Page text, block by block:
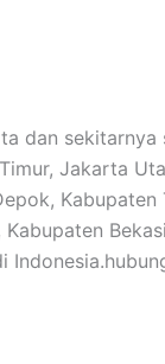
dan
Jakarta
Kabupaten